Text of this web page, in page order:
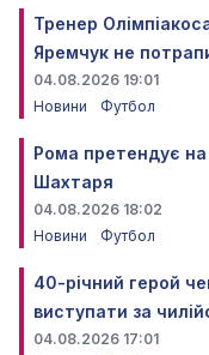
Тренер
Яремчук не
04.08.2026 19:01
Новини
Футбол
Рома претендує
Шахтаря
04.08.2026 18:02
Новини
Футбол
40-річний герой
виступати за
04.08.2026 17:01